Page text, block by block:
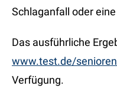
Schlaganfall oder
Das ausführliche
www.test.de/
Verfügung.